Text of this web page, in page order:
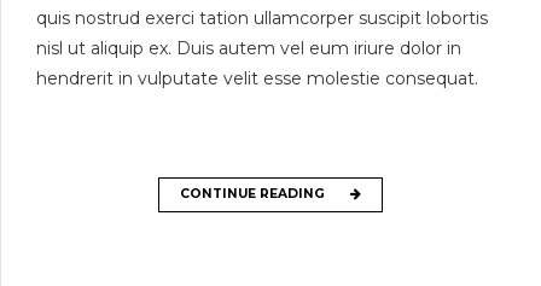
quis nostrud exerci tation ullamcorper suscipit lobortis
nisl ut aliquip ex. Duis autem vel eum iriure dolor in
hendrerit in vulputate velit esse molestie consequat.
CONTINUE READING